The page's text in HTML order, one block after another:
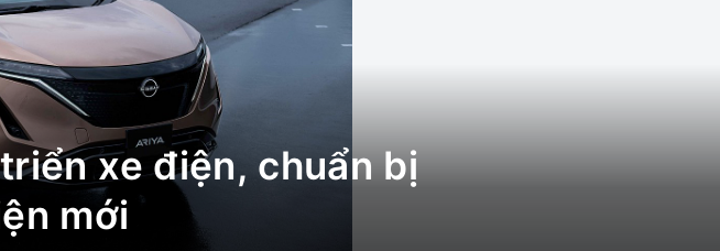
xe điện, chuẩn bị
mới